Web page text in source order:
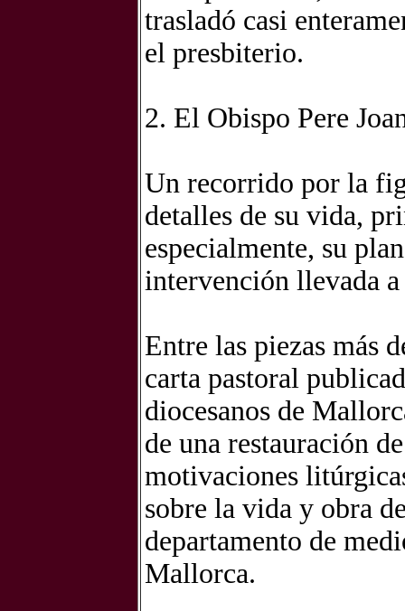
trasladó casi
el presbiterio.
2. El Obispo Pere
Un recorrido por la
detalles de su vida,
especialmente, su
intervención llevada
Entre las piezas más
carta pastoral
diocesanos de
de una restauración
motivaciones
sobre la vida y obra
departamento de
Mallorca.